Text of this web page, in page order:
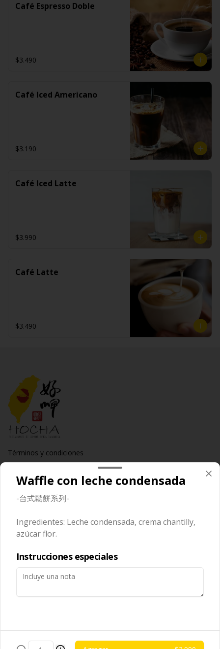
Café Espresso Doble
$3.490
Café Iced Americano
$3.190
Café Iced Latte
$3.990
Café Latte
$3.490
Términos y condiciones
Redes sociales
Facebook
Pedir
Iniciar sesión
Waffle con leche condensada
-台式鬆餅系列-
Ingredientes: Leche condensada, crema chantilly,
azúcar flor.
Instrucciones especiales